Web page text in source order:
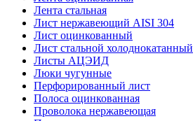
Лента стальная
Лист нержавеющий AISI 304
Лист оцинкованный
Лист стальной холоднокатанный
Листы АЦЭИД
Люки чугунные
Перфорированный лист
Полоса оцинкованная
Проволока нержавеющая